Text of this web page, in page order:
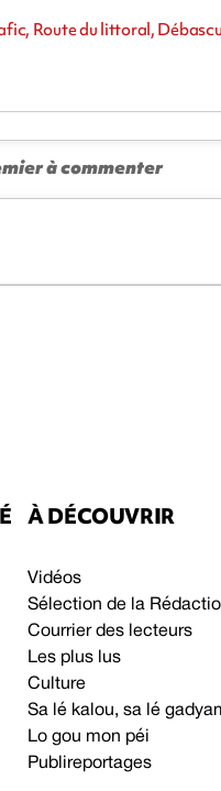
Route du littoral,
À DÉCOUVRIR
Vidéos
Sélection de la
Courrier des lecteurs
Les plus lus
Culture
Sa lé kalou, sa lé
Lo gou mon péi
Publireportages